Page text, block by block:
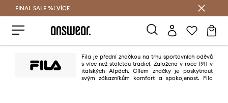
FINAL SALE %! VÍCE
Fila je přední značkou na trhu sportovních oděvů
s více než stoletou tradicí. Založena v roce 1911 v
italských Alpách. Cílem značky je poskytnout
svým zákazníkům komfort a spokojenost. Fila